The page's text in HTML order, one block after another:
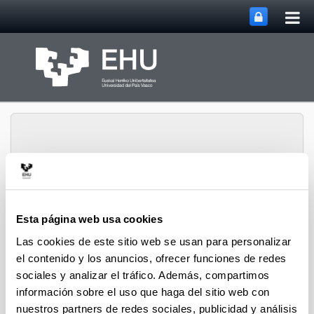
Esta página web usa cookies
Las cookies de este sitio web se usan para personalizar
el contenido y los anuncios, ofrecer funciones de redes
sociales y analizar el tráfico. Además, compartimos
información sobre el uso que haga del sitio web con
nuestros partners de redes sociales, publicidad y análisis
Grupo de Optimización
Estocástica